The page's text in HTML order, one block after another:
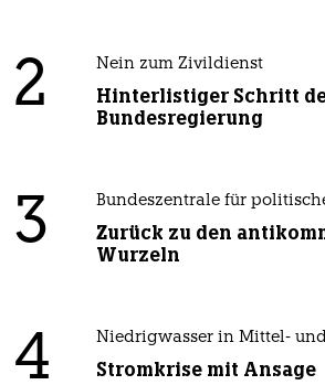
2 Nein zum Zivildienst
Hinterlistiger Schritt
Bundesregierung
3 Bundeszentrale für
Zurück zu den
Wurzeln
4 Niedrigwasser in Mittel-
Stromkrise mit Ansage